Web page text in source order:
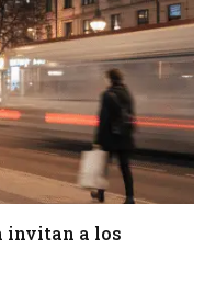
invitan a los